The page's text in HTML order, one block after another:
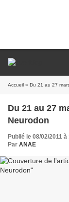
Accueil » Du 21 au 27
Du 21 au 27
Neurodon
Publié le 08/02/2011 à
Par ANAE